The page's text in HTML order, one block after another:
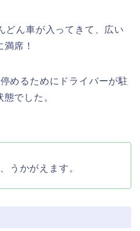
どん車が入ってきて、広い
席！
めるためにドライバーが駐
でした。
うかがえます。